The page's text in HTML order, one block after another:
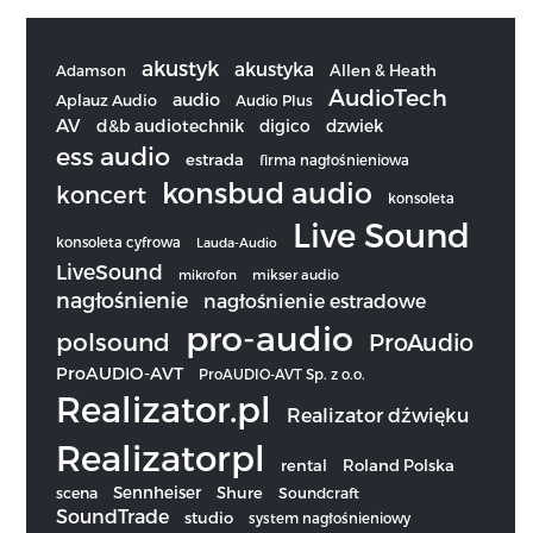
Adamson akustyk akustyka Allen & Heath
Aplauz Audio audio Audio Plus AudioTech
AV d&b audiotechnik digico dzwiek
ess audio estrada firma nagłośnieniowa
koncert konsbud audio konsoleta
konsoleta cyfrowa Lauda-Audio Live Sound
LiveSound mikrofon mikser audio
nagłośnienie nagłośnienie estradowe
polsound pro-audio ProAudio
ProAUDIO-AVT ProAUDIO-AVT Sp. z o.o.
Realizator.pl Realizator dźwięku
Realizatorpl rental Roland Polska
scena Sennheiser Shure Soundcraft
SoundTrade studio system nagłośnieniowy